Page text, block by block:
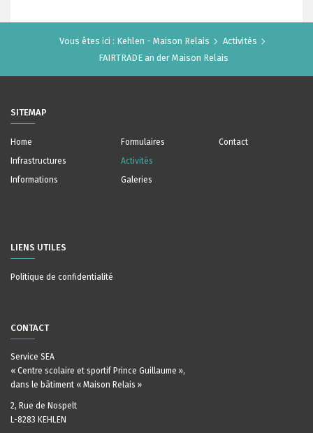
Vous êtes ici : Kehlen - Maison Relais
Activités
FAIRTRADE an der Maison Relais
SITEMAP
Home
Infrastructures
Informations
Formulaires
Activités
Galeries
Contact
LIENS UTILES
Politique de confidentialité
CONTACT
Service SEA
« Centre scolaire et sportif Prince Guillaume »,
dans le bâtiment « Maison Relais »
2, Rue de Nospelt
L-8283 KEHLEN